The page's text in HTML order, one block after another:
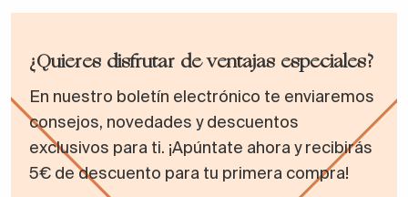
¿Quieres disfrutar de ventajas especiales?
En nuestro boletín electrónico te enviaremos
consejos, novedades y descuentos
exclusivos para ti. ¡Apúntate ahora y recibirás
5€ de descuento para tu primera compra!